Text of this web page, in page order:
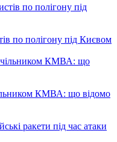
по полігону під Києвом
КМВА: що відомо